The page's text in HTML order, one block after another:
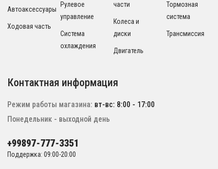
Автоаксессуары
Ходовая часть
Рулевое
управление
Система
охлаждения
части
Колеса и
диски
Двигатель
Тормозная
система
Трансмиссия
Контактная информация
Режим работы магазина: вт-вс: 8:00 - 17:00
Понедельник - выходной день
+99897-777-3351
Поддержка: 09:00-20:00